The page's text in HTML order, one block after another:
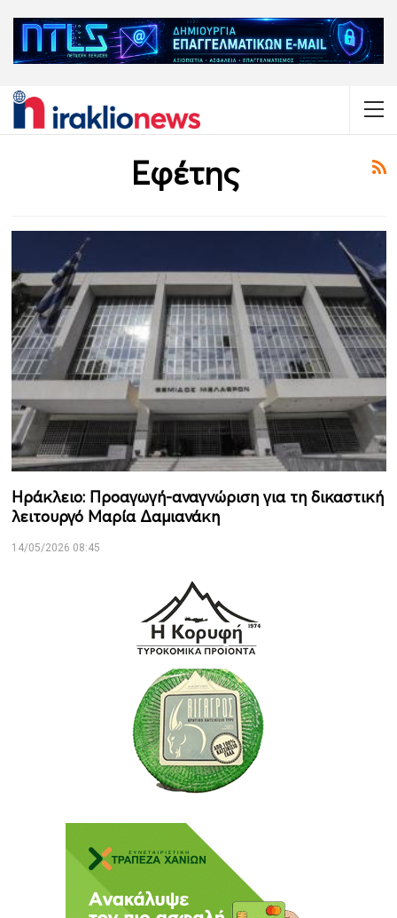
Εφέτης
Ηράκλειο: Προαγωγή-αναγνώριση για τη δικαστική
λειτουργό Μαρία Δαμιανάκη
14/05/2026 08:45